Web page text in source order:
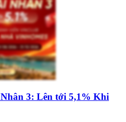
3: Lên tới 5,1% Khi